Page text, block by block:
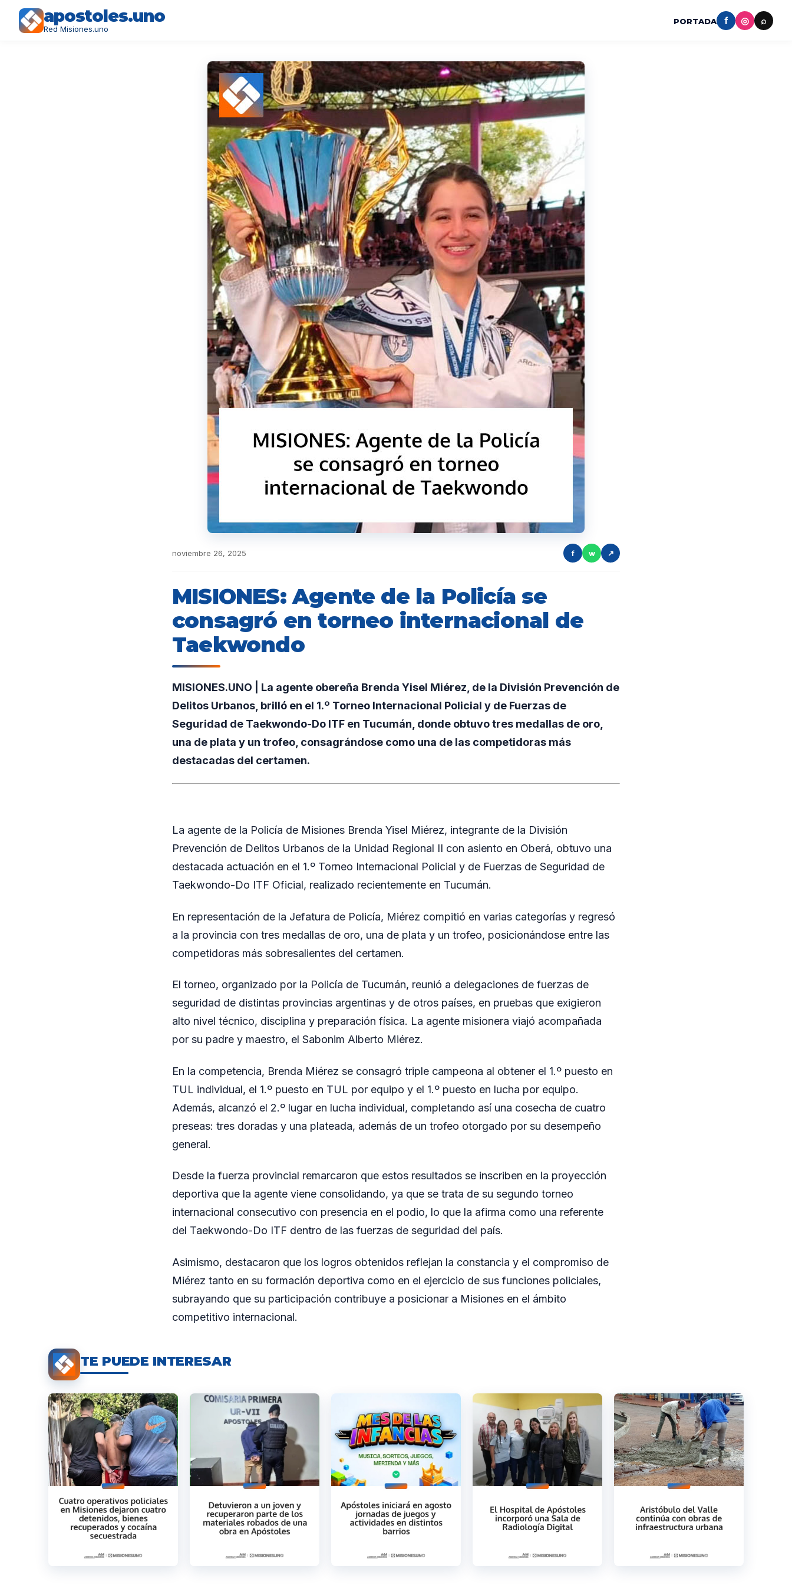
apostoles.uno
Red Misiones.uno
PORTADA f ◎ ⌕
noviembre 26, 2025 f w ↗
MISIONES: Agente de la Policía se
consagró en torneo internacional de
Taekwondo
MISIONES.UNO | La agente obereña Brenda Yisel Miérez, de la División Prevención de
Delitos Urbanos, brilló en el 1.º Torneo Internacional Policial y de Fuerzas de
Seguridad de Taekwondo-Do ITF en Tucumán, donde obtuvo tres medallas de oro,
una de plata y un trofeo, consagrándose como una de las competidoras más
destacadas del certamen.
La agente de la Policía de Misiones Brenda Yisel Miérez, integrante de la División
Prevención de Delitos Urbanos de la Unidad Regional II con asiento en Oberá, obtuvo una
destacada actuación en el 1.º Torneo Internacional Policial y de Fuerzas de Seguridad de
Taekwondo-Do ITF Oficial, realizado recientemente en Tucumán.
En representación de la Jefatura de Policía, Miérez compitió en varias categorías y regresó
a la provincia con tres medallas de oro, una de plata y un trofeo, posicionándose entre las
competidoras más sobresalientes del certamen.
El torneo, organizado por la Policía de Tucumán, reunió a delegaciones de fuerzas de
seguridad de distintas provincias argentinas y de otros países, en pruebas que exigieron
alto nivel técnico, disciplina y preparación física. La agente misionera viajó acompañada
por su padre y maestro, el Sabonim Alberto Miérez.
En la competencia, Brenda Miérez se consagró triple campeona al obtener el 1.º puesto en
TUL individual, el 1.º puesto en TUL por equipo y el 1.º puesto en lucha por equipo.
Además, alcanzó el 2.º lugar en lucha individual, completando así una cosecha de cuatro
preseas: tres doradas y una plateada, además de un trofeo otorgado por su desempeño
general.
Desde la fuerza provincial remarcaron que estos resultados se inscriben en la proyección
deportiva que la agente viene consolidando, ya que se trata de su segundo torneo
internacional consecutivo con presencia en el podio, lo que la afirma como una referente
del Taekwondo-Do ITF dentro de las fuerzas de seguridad del país.
Asimismo, destacaron que los logros obtenidos reflejan la constancia y el compromiso de
Miérez tanto en su formación deportiva como en el ejercicio de sus funciones policiales,
subrayando que su participación contribuye a posicionar a Misiones en el ámbito
competitivo internacional.
TE PUEDE INTERESAR